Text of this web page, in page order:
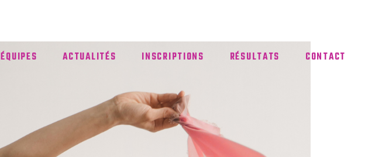
ÉQUIPES ACTUALITÉS INSCRIPTIONS RÉSULTATS CONTACT